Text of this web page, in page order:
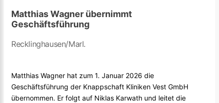
Matthias Wagner übernimmt
Geschäftsführung
Recklinghausen/Marl.
Matthias Wagner hat zum 1. Januar 2026 die
Geschäftsführung der Knappschaft Kliniken Vest GmbH
übernommen. Er folgt auf Niklas Karwath und leitet die